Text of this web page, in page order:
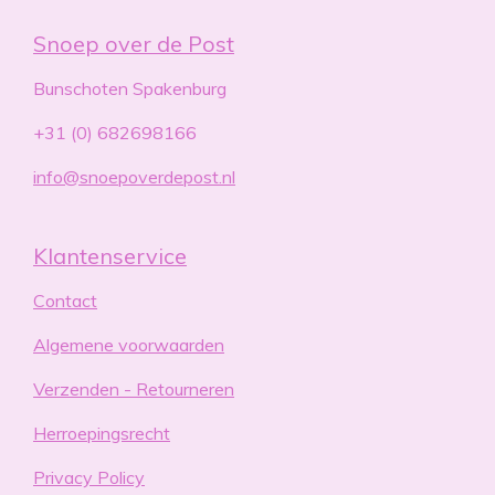
4
7
8
6
8
5
6
5
2
s
e
r
n
k
Snoep over de Post
Bunschoten Spakenburg
+31 (0) 682698166
info@snoepoverdepost.nl
Klantenservice
Contact
Algemene voorwaarden
Verzenden - Retourneren
Herroepingsrecht
Privacy Policy